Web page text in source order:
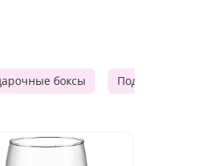
боксы Подарочные